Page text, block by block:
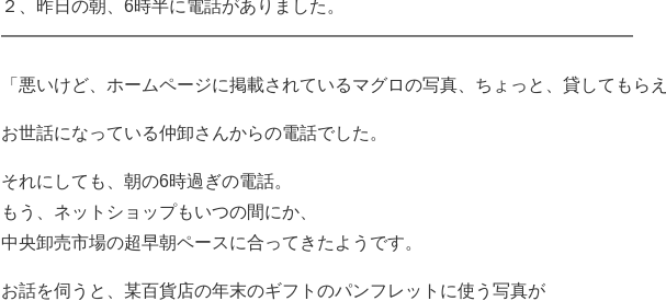
２、昨日の朝、6時半に電話がありました。
━━━━━━━━━━━━━━━━━━━━━━━━━━━━━━━━━━━━
「悪いけど、ホームページに掲載されているマグロの写真、ちょっと、貸してもら
お世話になっている仲卸さんからの電話でした。
それにしても、朝の6時過ぎの電話。
もう、ネットショップもいつの間にか、
中央卸売市場の超早朝ペースに合ってきたようです。
お話を伺うと、某百貨店の年末のギフトのパンフレットに使う写真が